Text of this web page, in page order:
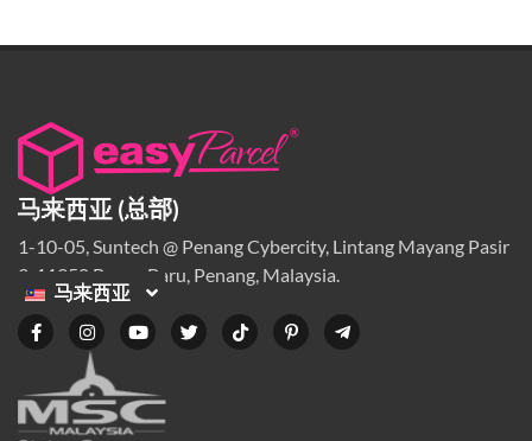
马来西亚 (总部)
1-10-05, Suntech @ Penang Cybercity, Lintang Mayang Pasir
3, 11950 Bayan Baru, Penang, Malaysia.
马来西亚